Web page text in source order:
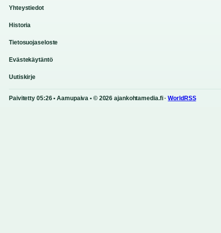
Yhteystiedot
Historia
Tietosuojaseloste
Evästekäytäntö
Uutiskirje
Paivitetty 05:26 • Aamupaiva • © 2026 ajankohtamedia.fi ·WorldRSS